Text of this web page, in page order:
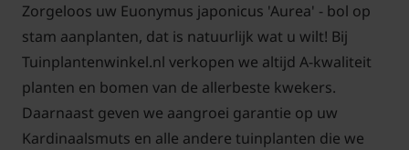
Zorgeloos uw Euonymus japonicus 'Aurea' - bol op
stam aanplanten, dat is natuurlijk wat u wilt! Bij
Tuinplantenwinkel.nl verkopen we altijd A-kwaliteit
planten en bomen van de allerbeste kwekers.
Daarnaast geven we aangroei garantie op uw
Kardinaalsmuts en alle andere tuinplanten die we